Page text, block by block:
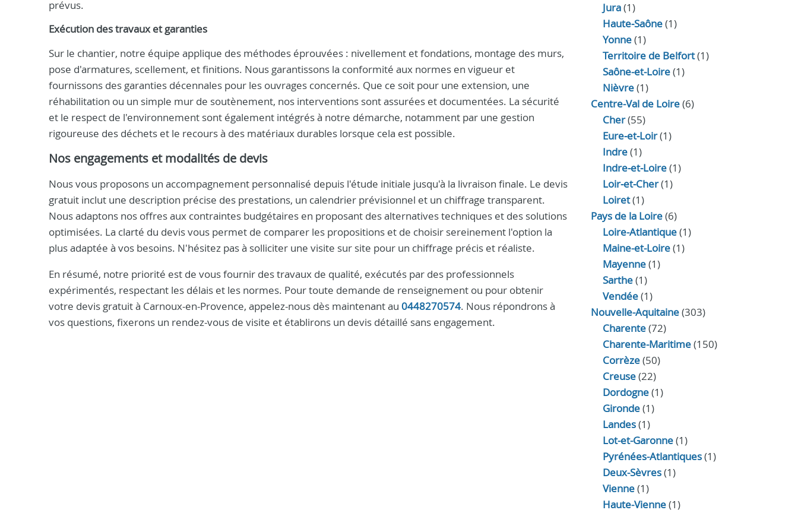
prévus.
Exécution des travaux et garanties
Sur le chantier, notre équipe applique des méthodes éprouvées : nivellement et fondations, montage des murs,
pose d'armatures, scellement, et finitions. Nous garantissons la conformité aux normes en vigueur et
fournissons des garanties décennales pour les ouvrages concernés. Que ce soit pour une extension, une
réhabilitation ou un simple mur de soutènement, nos interventions sont assurées et documentées. La sécurité
et le respect de l'environnement sont également intégrés à notre démarche, notamment par une gestion
rigoureuse des déchets et le recours à des matériaux durables lorsque cela est possible.
Nos engagements et modalités de devis
Nous vous proposons un accompagnement personnalisé depuis l'étude initiale jusqu'à la livraison finale. Le devis
gratuit inclut une description précise des prestations, un calendrier prévisionnel et un chiffrage transparent.
Nous adaptons nos offres aux contraintes budgétaires en proposant des alternatives techniques et des solutions
optimisées. La clarté du devis vous permet de comparer les propositions et de choisir sereinement l'option la
plus adaptée à vos besoins. N'hésitez pas à solliciter une visite sur site pour un chiffrage précis et réaliste.
En résumé, notre priorité est de vous fournir des travaux de qualité, exécutés par des professionnels
expérimentés, respectant les délais et les normes. Pour toute demande de renseignement ou pour obtenir
votre devis gratuit à Carnoux-en-Provence, appelez-nous dès maintenant au 0448270574. Nous répondrons à
vos questions, fixerons un rendez-vous de visite et établirons un devis détaillé sans engagement.
Jura(1)
Haute‑Saône(1)
Yonne(1)
Territoire de Belfort(1)
Saône-et-Loire(1)
Nièvre(1)
Centre-Val de Loire(6)
Cher(55)
Eure‑et‑Loir(1)
Indre(1)
Indre‑et‑Loire(1)
Loir‑et‑Cher(1)
Loiret(1)
Pays de la Loire(6)
Loire-Atlantique(1)
Maine-et-Loire(1)
Mayenne(1)
Sarthe(1)
Vendée(1)
Nouvelle-Aquitaine(303)
Charente(72)
Charente-Maritime(150)
Corrèze(50)
Creuse(22)
Dordogne(1)
Gironde(1)
Landes(1)
Lot-et-Garonne(1)
Pyrénées-Atlantiques(1)
Deux-Sèvres(1)
Vienne(1)
Haute-Vienne(1)